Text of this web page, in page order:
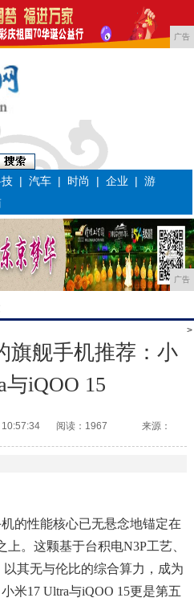
广告
|汽车 | 时尚 |企业 |游
广告
>
旗舰手机推荐：小
与iQOO 15
阅读：1967 来源：
的性能核心已无悬念地锚定在
。这颗基于台积电N3P工艺、
其无与伦比的综合算力，成为
米17 Ultra与iQOO 15更是第五